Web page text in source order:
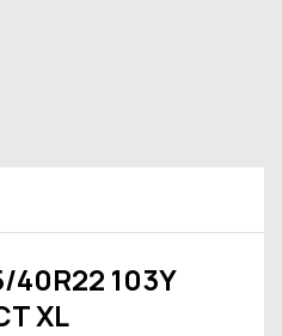
40R22 103Y
XL